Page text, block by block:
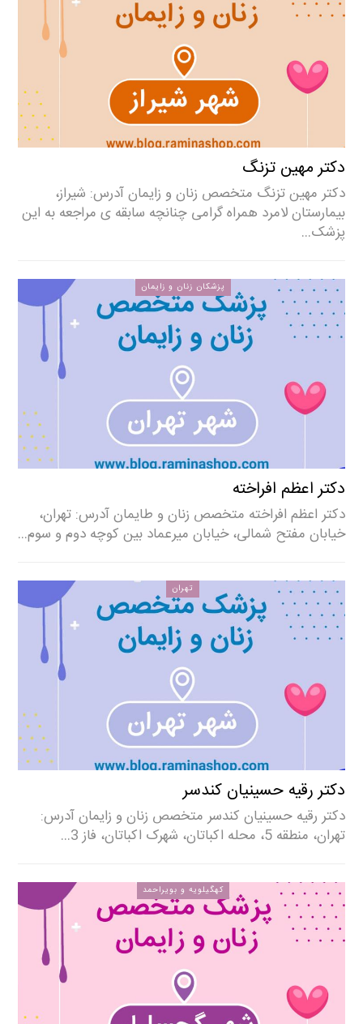
دکتر مهین تزنگ
دکتر مهین تزنگ متخصص زنان و زایمان آدرس: شیراز،
بیمارستان لامرد همراه گرامی چنانچه سابقه ی مراجعه به این
پزشک…
پزشکان زنان و زایمان
دکتر اعظم افراخته
دکتر اعظم افراخته متخصص زنان و طایمان آدرس: تهران،
خیابان مفتح شمالی، خیابان میرعماد بین کوچه دوم و سوم…
تهران
دکتر رقیه حسینیان کندسر
دکتر رقیه حسینیان کندسر متخصص زنان و زایمان آدرس:
تهران، منطقه 5، محله اکباتان، شهرک اکباتان، فاز 3…
کهگیلویه و بویراحمد